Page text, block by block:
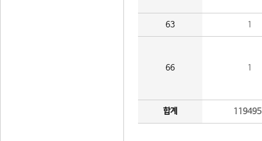
63 1
66 1
합계